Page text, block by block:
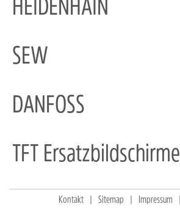
HEIDENHAIN
SEW
DANFOSS
TFT Ersatzbildschirme
Kontakt Sitemap Impressum